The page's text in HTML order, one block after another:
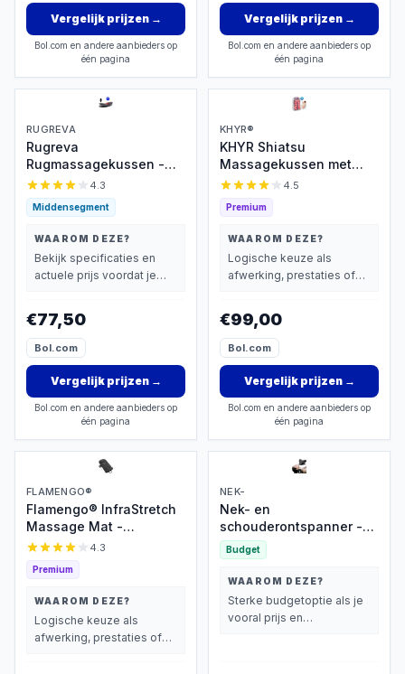
Vergelijk prijzen→
Bol.com en andere aanbieders op
één pagina
Vergelijk prijzen→
Bol.com en andere aanbieders op
één pagina
RUGREVA
Rugreva
Rugmassagekussen -
Houdingcorrector
4.3
Middensegment
WAAROM DEZE?
Bekijk specificaties en
actuele prijs voordat je
€77,50
Bol.com
Vergelijk prijzen→
Bol.com en andere aanbieders op
één pagina
KHYR®
KHYR Shiatsu
Massagekussen met
Warmte
4.5
Premium
WAAROM DEZE?
Logische keuze als
afwerking, prestaties of
€99,00
Bol.com
Vergelijk prijzen→
Bol.com en andere aanbieders op
één pagina
FLAMENGO®
Flamengo® InfraStretch
Massage Mat -
Rugmassage en
Infrarood -
Massagekussen -
Compressiemassage –
Elektrisch Warmtefunctie
4.3
Premium
WAAROM DEZE?
Logische keuze als
afwerking, prestaties of
NEK-
Nek- en
schouderontspanner -
Cervicale tractietool
voor TMJ-pijn en
nekcorrectie,
massagekussen voor de
wervelkolom,
nekstrekker (zwart)
Budget
WAAROM DEZE?
Sterke budgetoptie als je
vooral prijs en